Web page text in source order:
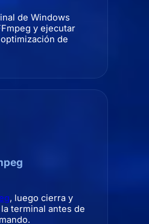
de Windows
y ejecutar
de
, luego cierra y
terminal antes de